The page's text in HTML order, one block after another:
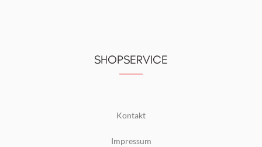
SHOPSERVICE
Kontakt
Impressum